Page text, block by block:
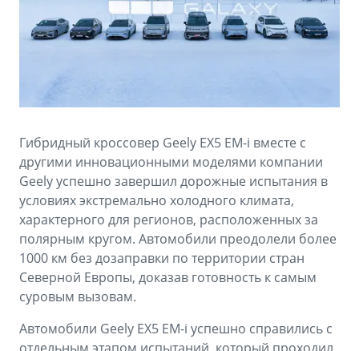
OKAVANGO
PREFACE
от 3 079 990 ₽*
GEELY EX5
от 3 769 990 ₽*
Аксессуары
Зарядные устройства
ФИНАНСЫ И УСЛУГИ
Расчет КАСКО
Страхование
GEELY Лизинг
Советы по эксплуатации
Спецпредложения
ПОДДЕРЖКА
Гарантия Geely
Сервисная книжка
Вопросы и ответы
Гибридный кроссовер Geely EX5 EM-i вместе с
другими инновационными моделями компании
Geely успешно завершил дорожные испытания в
условиях экстремально холодного климата,
характерного для регионов, расположенных за
полярным кругом. Автомобили преодолели более
1000 км без дозаправки по территории стран
Северной Европы, доказав готовность к самым
суровым вызовам.
Автомобили Geely EX5 EM-i успешно справились с